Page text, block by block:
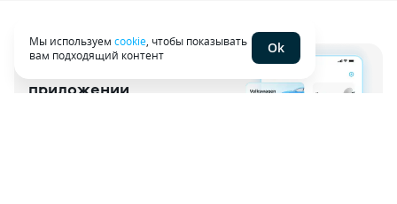
Сравни в мобильном
приложении
Мы используем cookie , чтобы показывать
вам подходящий контент
Ok